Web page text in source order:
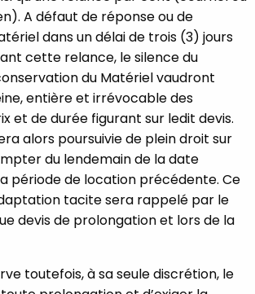
A défaut de réponse ou de
dans un délai de trois (3) jours
cette relance, le silence du
du Matériel vaudront
entière et irrévocable des
et de durée figurant sur ledit devis.
alors poursuivie de plein droit sur
du lendemain de la date
période de location précédente. Ce
tacite sera rappelé par le
devis de prolongation et lors de la
toutefois, à sa seule discrétion, le